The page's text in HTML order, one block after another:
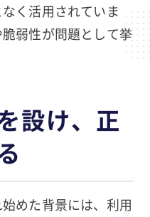
く活用されていま
弱性が問題として挙
設け、正
めた背景には、利用